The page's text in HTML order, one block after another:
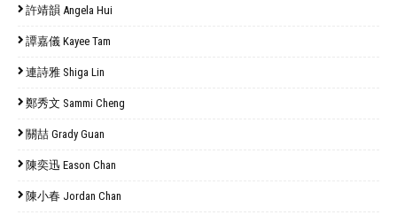
許靖韻 Angela Hui
譚嘉儀 Kayee Tam
連詩雅 Shiga Lin
鄭秀文 Sammi Cheng
關喆 Grady Guan
陳奕迅 Eason Chan
陳小春 Jordan Chan